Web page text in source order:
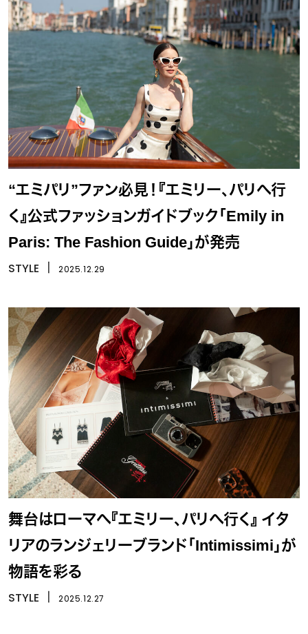
“エミパリ”ファン必見！『エミリー、パリへ行
く』公式ファッションガイドブック「Emily in
Paris: The Fashion Guide」が発売
STYLE 2025.12.29
舞台はローマへ『エミリー、パリへ行く』 イタ
リアのランジェリーブランド「Intimissimi」が
物語を彩る
STYLE 2025.12.27